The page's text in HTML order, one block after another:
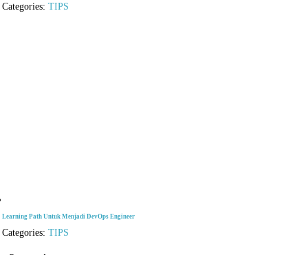
Categories:TIPS
Learning Path Untuk Menjadi DevOps Engineer
Categories:TIPS